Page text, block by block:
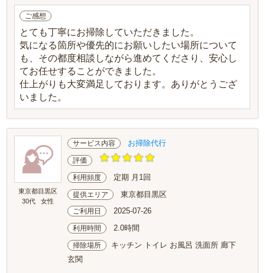
ご感想
とても丁寧にお掃除していただきました。
気になる箇所や優先的にお願いしたい場所について
も、その都度相談しながら進めてくださり、安心し
てお任せすることができました。
仕上がりも大変満足しております。ありがとうござ
いました。
東京都目黒区
30代
女性
サービス内容 お掃除代行
評価
利用頻度 定期 月1回
提供エリア 東京都目黒区
ご利用日 2025-07-26
利用時間 2.0時間
掃除場所
キッチン トイレ お風呂 洗面所 廊下
玄関